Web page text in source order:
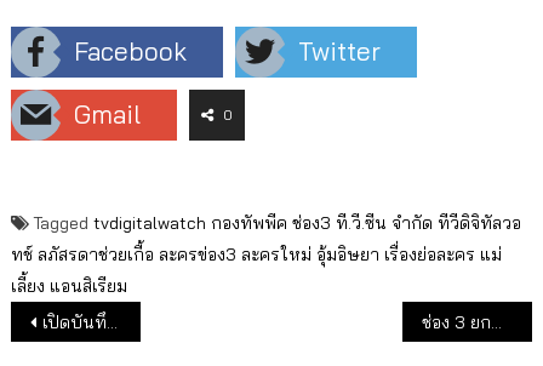
Facebook
Twitter
Gmail
0
Tagged tvdigitalwatch กองทัพพีค ช่อง3 ที.วี.ซีน จำกัด ทีวีดิจิทัลวอ
ทช์ ลภัสรดาช่วยเกื้อ ละครข่อง3 ละครใหม่ อุ้มอิษยา เรื่องย่อละคร แม่
เลี้ยง แอนสิเรียม
แนะแนวเรื่อง
เปิดบันทึก 7 พระ-นาง 7HD ย้อนวัยเฟี้ยว ช่อง 3 ยกทัพละคร – ซีรีส์ จัดเต็มความบันเทิงตลอดเดือน “มกราคม”